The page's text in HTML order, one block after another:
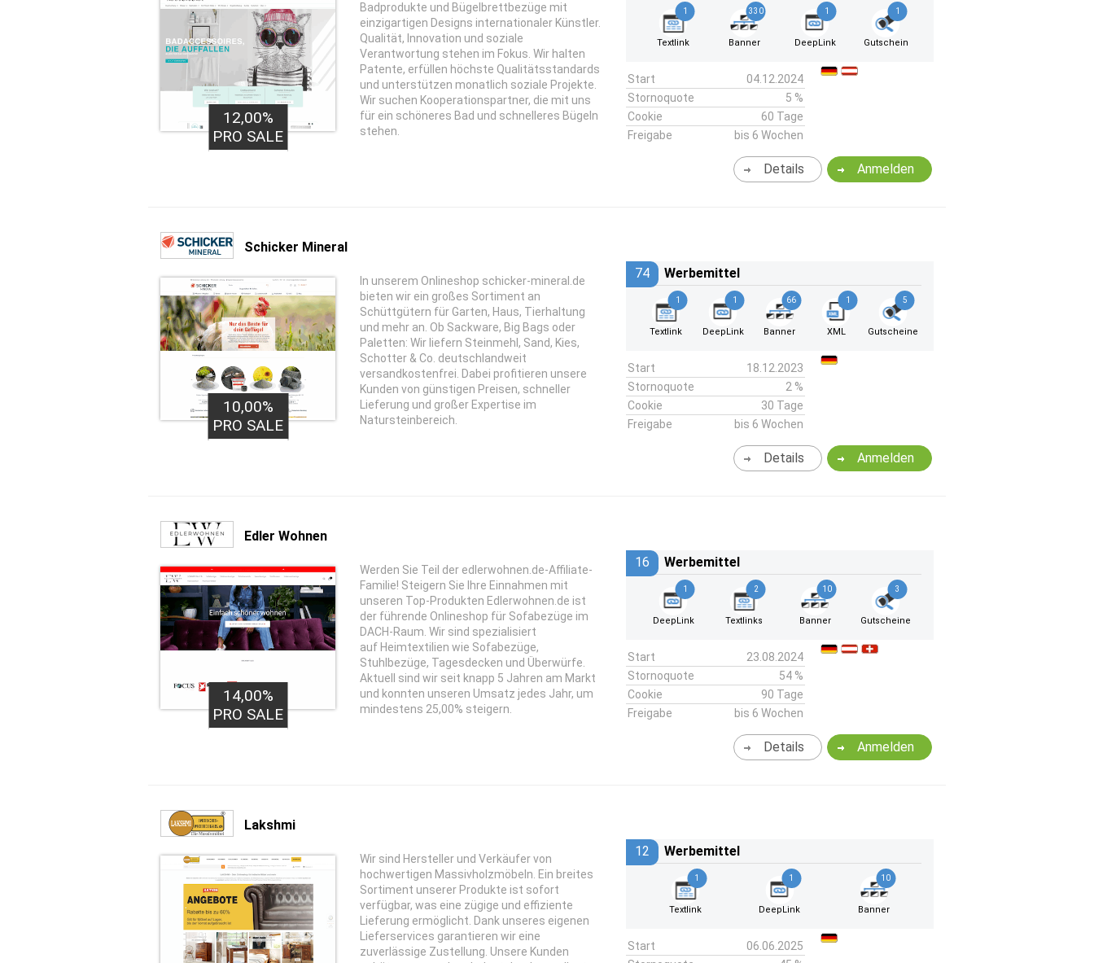
12,00%
PRO SALE
Badprodukte und Bügelbrettbezüge mit
einzigartigen Designs internationaler Künstler.
Qualität, Innovation und soziale
Verantwortung stehen im Fokus. Wir halten
Patente, erfüllen höchste Qualitätsstandards
und unterstützen monatlich soziale Projekte.
Wir suchen Kooperationspartner, die mit uns
für ein schöneres Bad und schnelleres Bügeln
stehen.
1
Textlink
330
Banner
1
DeepLink
1
Gutschein
Start
04.12.2024
Stornoquote
5 %
Cookie
60 Tage
Freigabe
bis 6 Wochen
Anmelden
Details
Schicker Mineral
1,00€
PRO LEAD
10,00%
PRO SALE
In unserem Onlineshop schicker-mineral.de
bieten wir ein großes Sortiment an
Schüttgütern für Garten, Haus, Tierhaltung
und mehr an. Ob Sackware, Big Bags oder
Paletten: Wir liefern Steinmehl, Sand, Kies,
Schotter & Co. deutschlandweit
versandkostenfrei. Dabei profitieren unsere
Kunden von günstigen Preisen, schneller
Lieferung und großer Expertise im
Natursteinbereich.
74 Werbemittel
1
Textlink
1
DeepLink
66
Banner
1
XML
5
Gutscheine
Start
18.12.2023
Stornoquote
2 %
Cookie
30 Tage
Freigabe
bis 6 Wochen
Anmelden
Details
Edler Wohnen
14,00%
PRO SALE
Werden Sie Teil der edlerwohnen.de-Affiliate-
Familie! Steigern Sie Ihre Einnahmen mit
unseren Top-Produkten Edlerwohnen.de ist
der führende Onlineshop für Sofabezüge im
DACH-Raum. Wir sind spezialisiert
auf Heimtextilien wie Sofabezüge,
Stuhlbezüge, Tagesdecken und Überwürfe.
Aktuell sind wir seit knapp 5 Jahren am Markt
und konnten unseren Umsatz jedes Jahr, um
mindestens 25,00% steigern.
16 Werbemittel
1
DeepLink
2
Textlinks
10
Banner
3
Gutscheine
Start
23.08.2024
Stornoquote
54 %
Cookie
90 Tage
Freigabe
bis 6 Wochen
Anmelden
Details
Lakshmi
Wir sind Hersteller und Verkäufer von
hochwertigen Massivholzmöbeln. Ein breites
Sortiment unserer Produkte ist sofort
verfügbar, was eine zügige und effiziente
Lieferung ermöglicht. Dank unseres eigenen
Lieferservices garantieren wir eine
zuverlässige Zustellung. Unsere Kunden
12 Werbemittel
1
Textlink
1
DeepLink
10
Banner
Start
06.06.2025